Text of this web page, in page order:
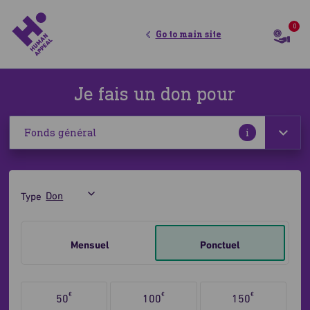
Go to main site
0
Je fais un don pour
Plus
i
Un don aura toujours son utilité et ses bienfaits
Type
Mensuel Ponctuel
50€ 100€ 150€